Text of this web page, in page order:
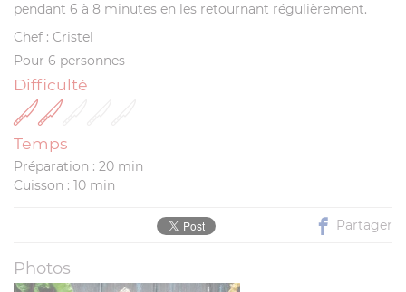
pendant 6 à 8 minutes en les retournant régulièrement.
Chef : Cristel
Pour 6 personnes
Difficulté
Temps
Préparation : 20 min
Cuisson : 10 min
Partager
Photos